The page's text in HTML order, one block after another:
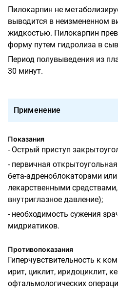
Пилокарпин не
выводится в неизмененном
жидкостью. Пилокарпин
форму путем гидролиза в
Период полувыведения из
30 минут.
Применение
Показания
- Острый приступ
- первичная
бета-адреноблокаторами
лекарственными
внутриглазное давление);
- необходимость сужения
мидриатиков.
Противопоказания
Гиперчувствительность к
ирит, циклит, иридоциклит,
офтальмологических